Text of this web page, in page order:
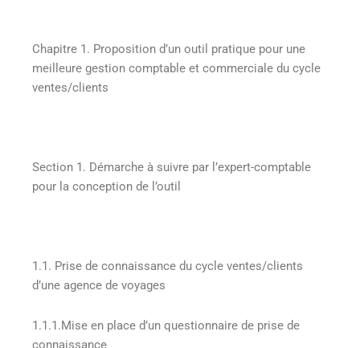
Chapitre 1. Proposition d’un outil pratique pour une
meilleure gestion comptable et commerciale du cycle
ventes/clients
Section 1. Démarche à suivre par l’expert-comptable
pour la conception de l’outil
1.1. Prise de connaissance du cycle ventes/clients
d’une agence de voyages
1.1.1.Mise en place d’un questionnaire de prise de
connaissance